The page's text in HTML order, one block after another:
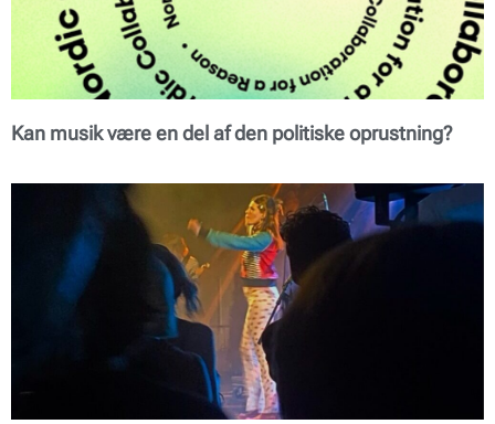
Kan musik være en del af den politiske oprustning?